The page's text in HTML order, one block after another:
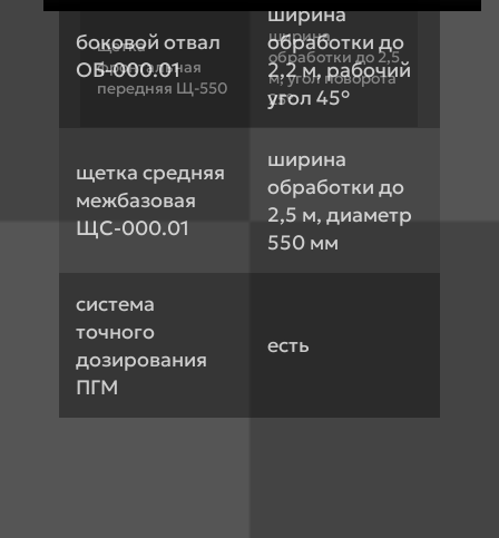
щетка
фронтальная
передняя Щ-550
ширина
обработки до 2,5
м, угол поворота
25°
боковой отвал
ОБ-000.01
ширина
обработки до
2,2 м, рабочий
угол 45°
щетка средняя
межбазовая
ЩС-000.01
ширина
обработки до
2,5 м, диаметр
550 мм
система
точного
дозирования
ПГМ
есть